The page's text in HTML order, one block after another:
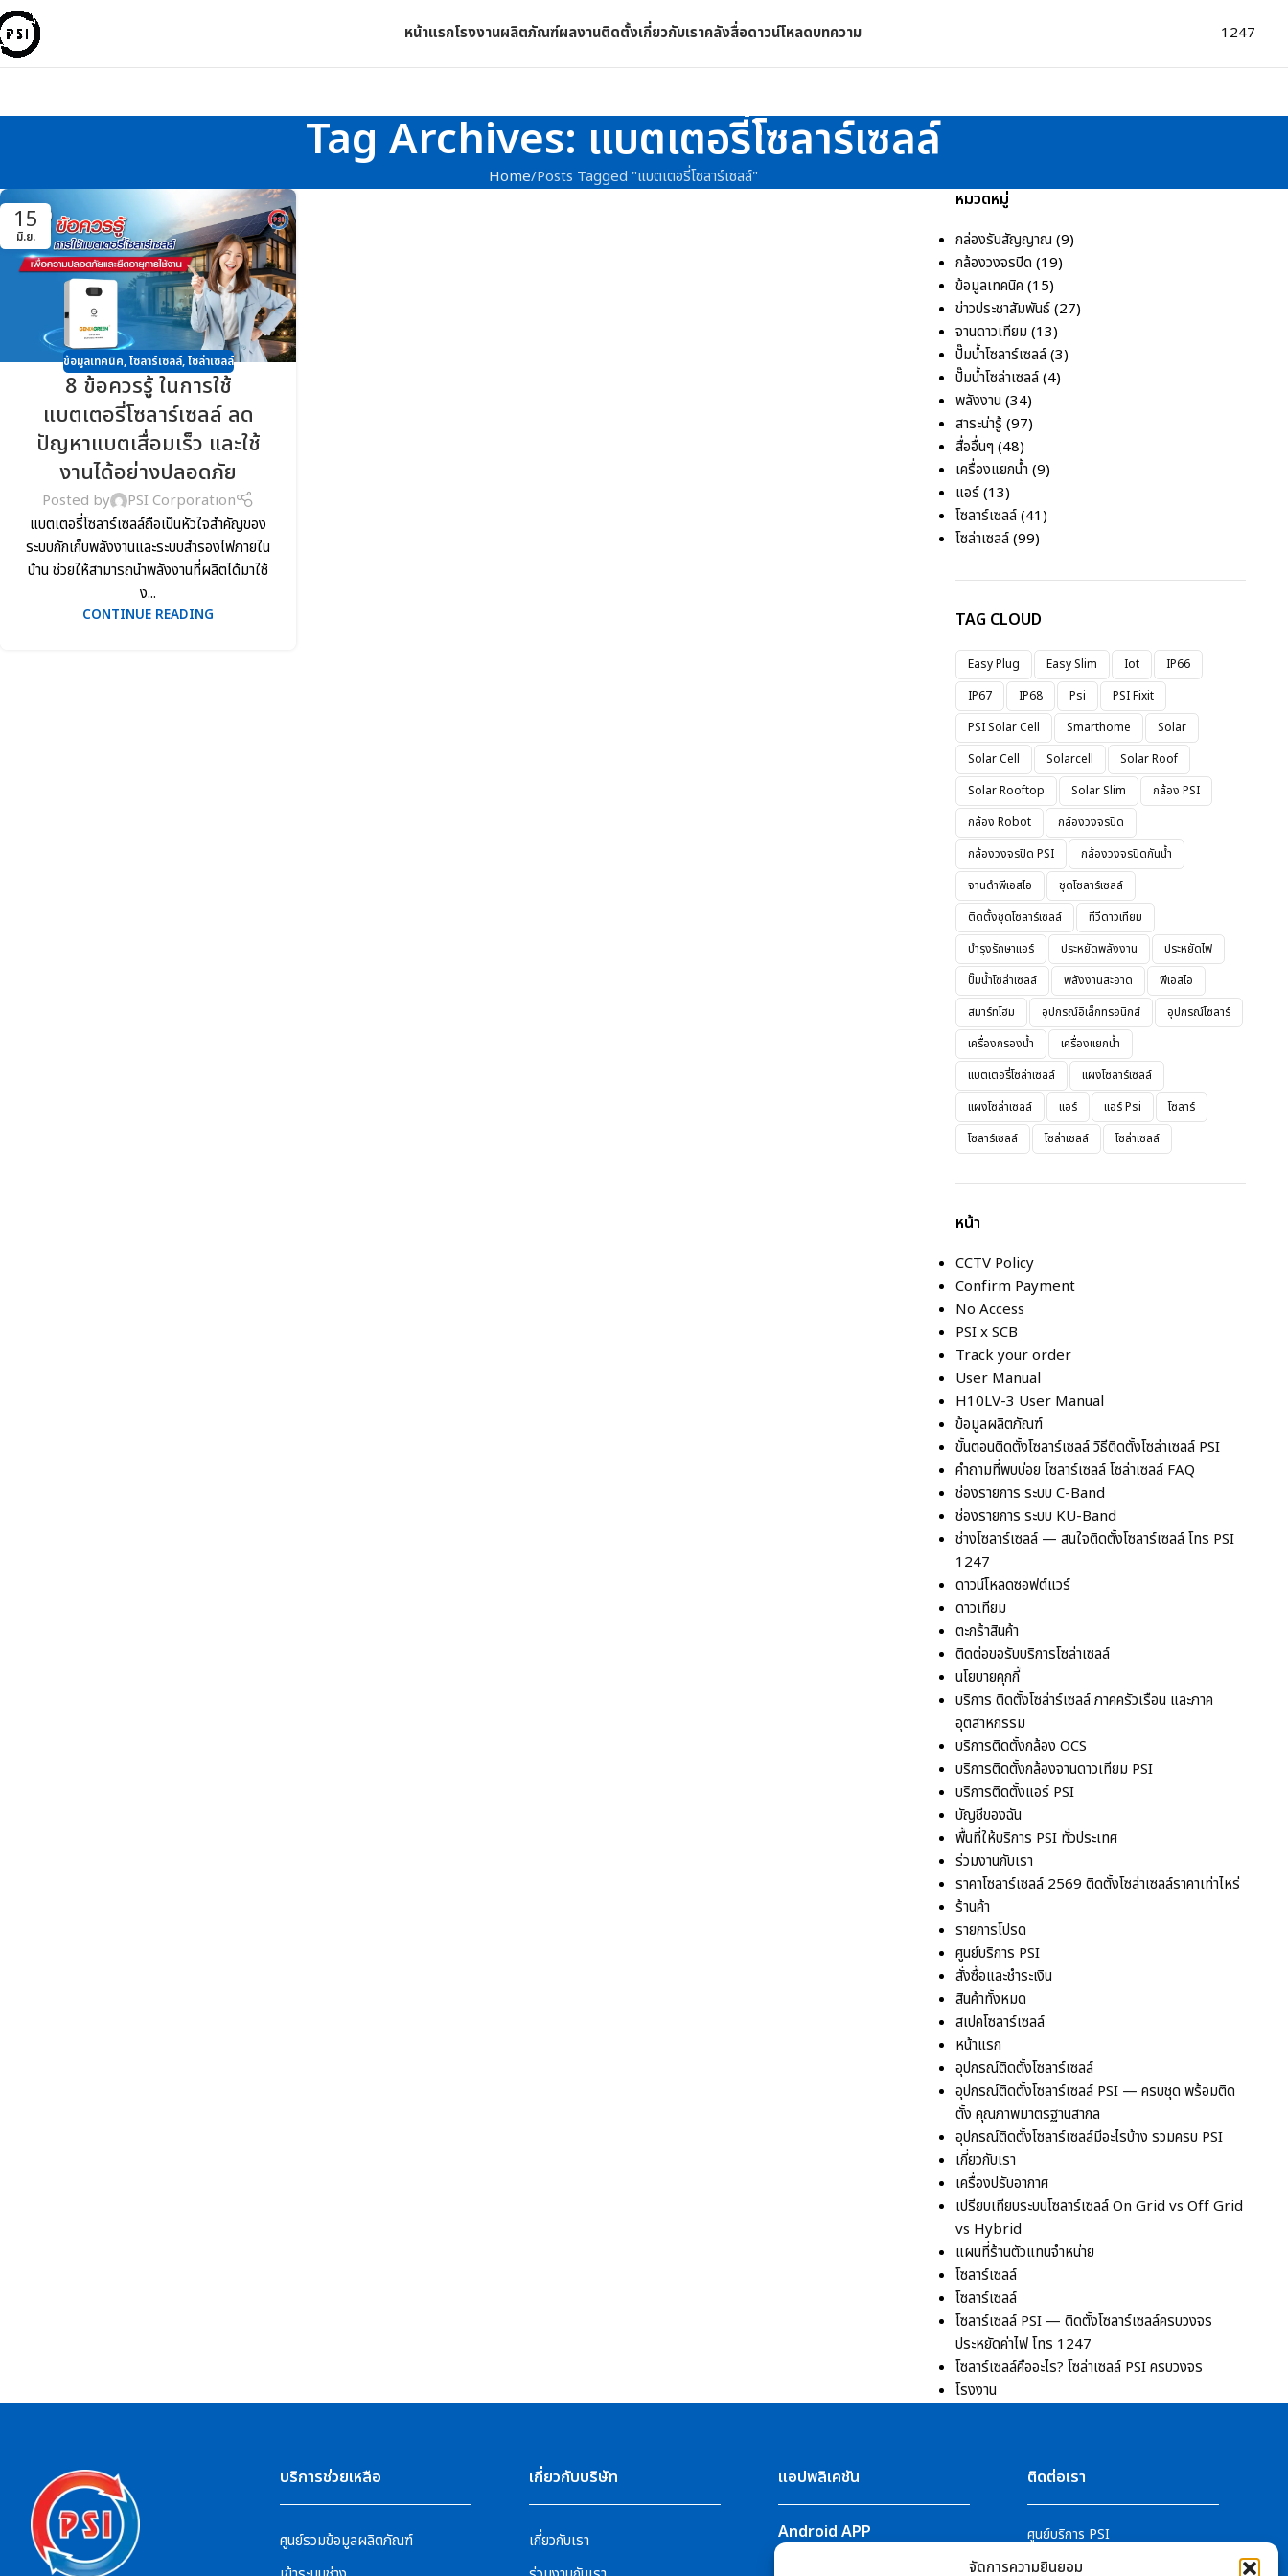
จัดการความยินยอม
หน้าแรกโรงงานผลิตภัณฑ์ผลงานติดตั้งเกี่ยวกับเราคลังสื่อดาวน์โหลดบทความ 1247
Tag Archives: แบตเตอรี่โซลาร์เซลล์
Home Posts Tagged "แบตเตอรี่โซลาร์เซลล์"
15
มิ.ย.
ข้อมูลเทคนิค,โซลาร์เซลล์,โซล่าเซลล์
8 ข้อควรรู้ ในการใช้
แบตเตอรี่โซลาร์เซลล์ ลด
ปัญหาแบตเสื่อมเร็ว และใช้
งานได้อย่างปลอดภัย
Posted by
PSI Corporation
แบตเตอรี่โซลาร์เซลล์ถือเป็นหัวใจสำคัญของ
ระบบกักเก็บพลังงานและระบบสำรองไฟภายใน
บ้าน ช่วยให้สามารถนำพลังงานที่ผลิตได้มาใช้
ง...
CONTINUE READING
หมวดหมู่
กล่องรับสัญญาณ (9)
กล้องวงจรปิด (19)
ข้อมูลเทคนิค (15)
ข่าวประชาสัมพันธ์(27)
จานดาวเทียม (13)
ปั๊มน้ำโซลาร์เซลล์(3)
ปั๊มน้ำโซล่าเซลล์(4)
พลังงาน (34)
สาระน่ารู้ (97)
สื่ออื่นๆ (48)
เครื่องแยกน้ำ (9)
แอร์(13)
โซลาร์เซลล์(41)
โซล่าเซลล์(99)
TAG CLOUD
Easy Plug Easy Slim Iot
IP66
IP67
IP68 Psi
PSI Fixit
PSI Solar Cell
Smarthome
Solar
Solar Cell
Solarcell
Solar Roof
Solar Rooftop
Solar Slim
กล้อง PSI
กล้อง Robot
กล้องวงจรปิด
กล้องวงจรปิด PSI
กล้องวงจรปิดกันน้ำ
จานดำพีเอสไอ
ชุดโซลาร์เซลล์
ติดตั้งชุดโซลาร์เซลล์
ทีวีดาวเทียม
บำรุงรักษาแอร์
ประหยัดพลังงาน
ประหยัดไฟ
ปั๊มน้ำโซล่าเซลล์
พลังงานสะอาด
พีเอสไอ
สมาร์ทโฮม
อุปกรณ์อิเล็กทรอนิกส์
อุปกรณ์โซลาร์
เครื่องกรองน้ำ
เครื่องแยกน้ำ
แบตเตอรี่โซล่าเซลล์
แผงโซลาร์เซลล์
แผงโซล่าเซลล์
แอร์ แอร์ Psi
โซลาร์
โซลาร์เซลล์
โซล่าเชลล์ โซล่าเซลล์
หน้า
CCTV Policy
Confirm Payment
No Access
PSI x SCB
Track your order
User Manual
H10LV-3 User Manual
ข้อมูลผลิตภัณฑ์
ขั้นตอนติดตั้งโซลาร์เซลล์ วิธีติดตั้งโซล่าเซลล์ PSI
คำถามที่พบบ่อย โซลาร์เซลล์ โซล่าเซลล์ FAQ
ช่องรายการ ระบบ C-Band
ช่องรายการ ระบบ KU-Band
ช่างโซลาร์เซลล์ — สนใจติดตั้งโซลาร์เซลล์ โทร PSI
1247
ดาวน์โหลดซอฟต์แวร์
ดาวเทียม
ตะกร้าสินค้า
ติดต่อขอรับบริการโซล่าเซลล์
นโยบายคุกกี้
บริการ ติดตั้งโซล่าร์เซลล์ ภาคครัวเรือน และภาค
อุตสาหกรรม
บริการติดตั้งกล้อง OCS
บริการติดตั้งกล้องจานดาวเทียม PSI
บริการติดตั้งแอร์ PSI
บัญชีของฉัน
พื้นที่ให้บริการ PSI ทั่วประเทศ
ร่วมงานกับเรา
ราคาโซลาร์เซลล์ 2569 ติดตั้งโซล่าเซลล์ราคาเท่าไหร่
ร้านค้า
รายการโปรด
ศูนย์บริการ PSI
สั่งซื้อและชำระเงิน
สินค้าทั้งหมด
สเปคโซลาร์เซลล์
หน้าแรก
อุปกรณ์ติดตั้งโซลาร์เซลล์
อุปกรณ์ติดตั้งโซลาร์เซลล์ PSI — ครบชุด พร้อมติด
ตั้ง คุณภาพมาตรฐานสากล
อุปกรณ์ติดตั้งโซลาร์เซลล์มีอะไรบ้าง รวมครบ PSI
เกี่ยวกับเรา
เครื่องปรับอากาศ
เปรียบเทียบระบบโซลาร์เซลล์ On Grid vs Off Grid
vs Hybrid
แผนที่ร้านตัวแทนจำหน่าย
โซลาร์เซลล์
โซลาร์เซลล์
โซลาร์เซลล์ PSI — ติดตั้งโซลาร์เซลล์ครบวงจร
ประหยัดค่าไฟ โทร 1247
โซลาร์เซลล์คืออะไร? โซล่าเซลล์ PSI ครบวงจร
โรงงาน
บริการช่วยเหลือ
ศูนย์รวมข้อมูลผลิตภัณฑ์
เกี่ยวกับบริษัท
เกี่ยวกับเรา
แอปพลิเคชัน
Android APP
ติดต่อเรา
ศูนย์บริการ PSI